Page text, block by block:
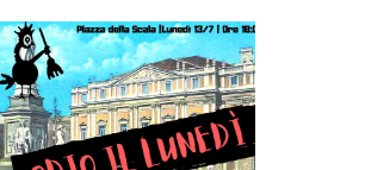
CSOA LAMBRETTA
MSM
STUDENTI TSUNAMI
ZAM